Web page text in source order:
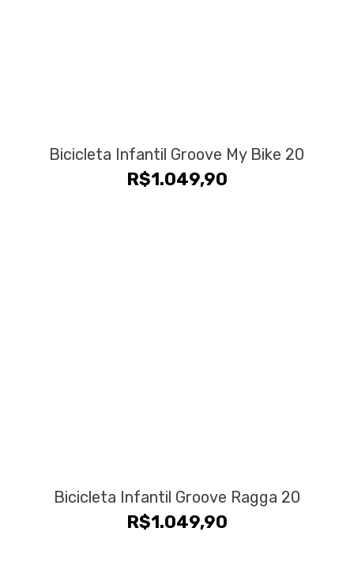
Bicicleta Infantil Groove My Bike 20
R$1.049,90
Bicicleta Infantil Groove Ragga 20
R$1.049,90